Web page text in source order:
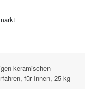
keramischen
für Innen, 25 kg